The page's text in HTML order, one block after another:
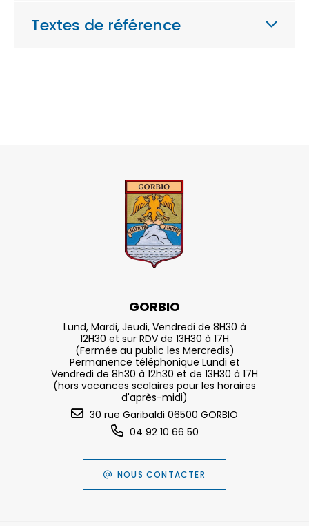
Textes de référence
GORBIO
Lund, Mardi, Jeudi, Vendredi de 8H30 à
12H30 et sur RDV de 13H30 à 17H
(Fermée au public les Mercredis)
Permanence téléphonique Lundi et
Vendredi de 8h30 à 12h30 et de 13H30 à 17H
(hors vacances scolaires pour les horaires
d'après-midi)
30 rue Garibaldi 06500 GORBIO
04 92 10 66 50
NOUS CONTACTER